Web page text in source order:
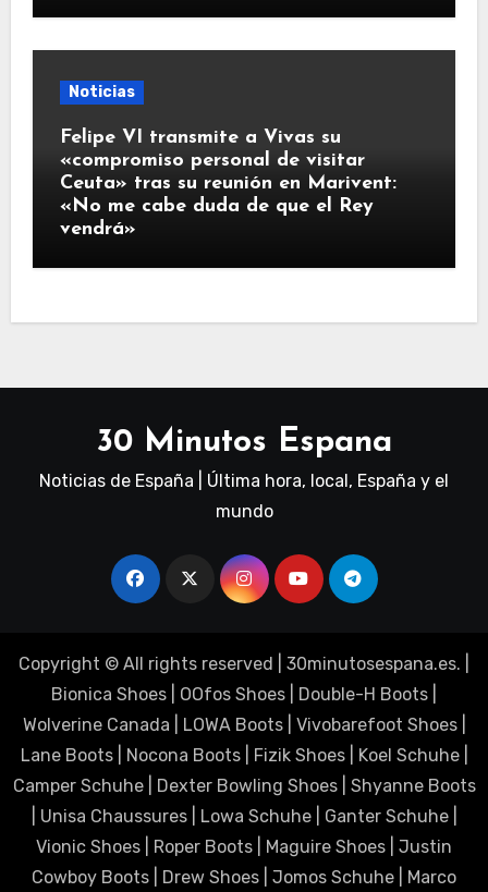
Noticias
Felipe VI transmite a Vivas su
«compromiso personal de visitar
Ceuta» tras su reunión en Marivent:
«No me cabe duda de que el Rey
vendrá»
30 Minutos Espana
Noticias de España | Última hora, local, España y el
mundo
Copyright © All rights reserved 30minutosespana.es. |
Bionica Shoes
OOfos Shoes Double-H Boots
Wolverine Canada
LOWA Boots| Vivobarefoot Shoes|
Lane Boots| Nocona Boots| Fizik Shoes| Koel Schuhe|
Camper Schuhe| Dexter Bowling Shoes| Shyanne Boots
Unisa Chaussures| Lowa Schuhe| Ganter Schuhe
Vionic Shoes
Roper Boots Maguire Shoes
Justin
Cowboy Boots
Drew Shoes Jomos Schuhe Marco